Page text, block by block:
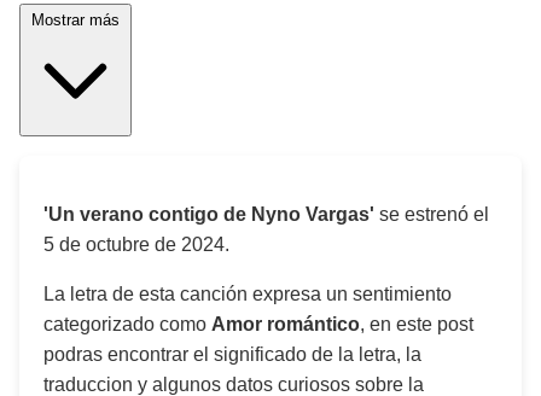
'Un verano contigo de Nyno Vargas' se estrenó el
5 de octubre de 2024.
La letra de esta canción expresa un sentimiento
categorizado como Amor romántico, en este post
podras encontrar el significado de la letra, la
traduccion y algunos datos curiosos sobre la